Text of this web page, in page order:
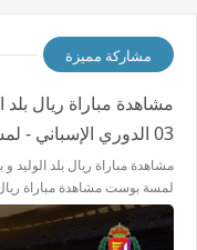
مشاركة مميزة
03 الدوري الإسباني - لمسة بوست
لمسة بوست مشاهدة مباراة